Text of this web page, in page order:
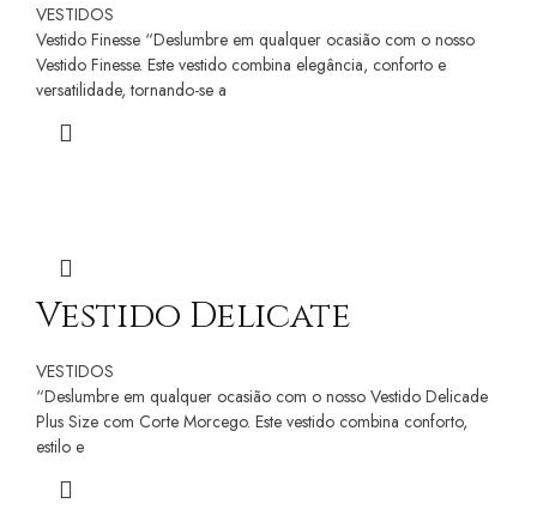
VESTIDOS
Vestido Finesse “Deslumbre em qualquer ocasião com o nosso
Vestido Finesse. Este vestido combina elegância, conforto e
versatilidade, tornando-se a
Vestido Delicate
VESTIDOS
“Deslumbre em qualquer ocasião com o nosso Vestido Delicade
Plus Size com Corte Morcego. Este vestido combina conforto,
estilo e